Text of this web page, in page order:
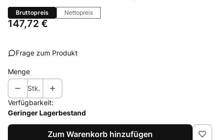
Bruttopreis Nettopreis
Preis
147,72 €
Frage zum Produkt
Menge
Stk.
Verfügbarkeit:
Geringer Lagerbestand
Zum Warenkorb hinzufügen